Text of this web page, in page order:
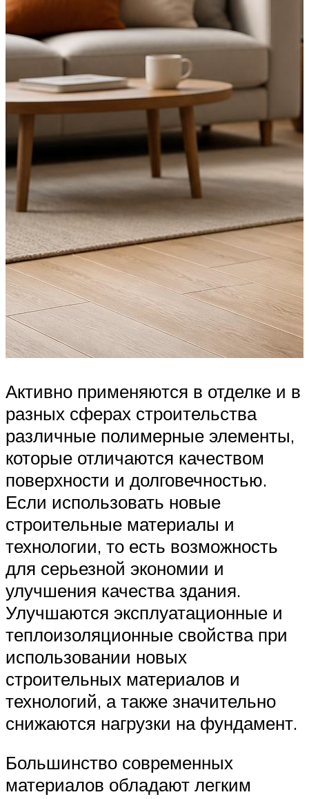
Активно применяются в отделке и в
разных сферах строительства
различные полимерные элементы,
которые отличаются качеством
поверхности и долговечностью.
Если использовать новые
строительные материалы и
технологии, то есть возможность
для серьезной экономии и
улучшения качества здания.
Улучшаются эксплуатационные и
теплоизоляционные свойства при
использовании новых
строительных материалов и
технологий, а также значительно
снижаются нагрузки на фундамент.
Большинство современных
материалов обладают легким